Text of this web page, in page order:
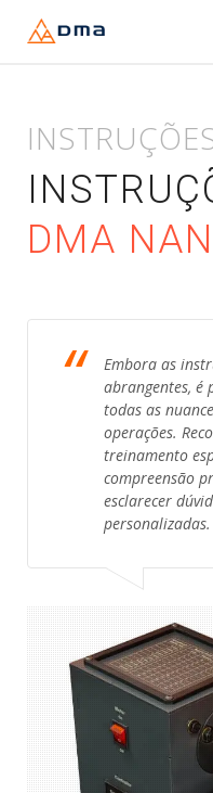
Skip
to
DMA
Embora as
abrangentes, é
todas as
operações.
treinamento
compreensão
esclarecer
personalizadas.